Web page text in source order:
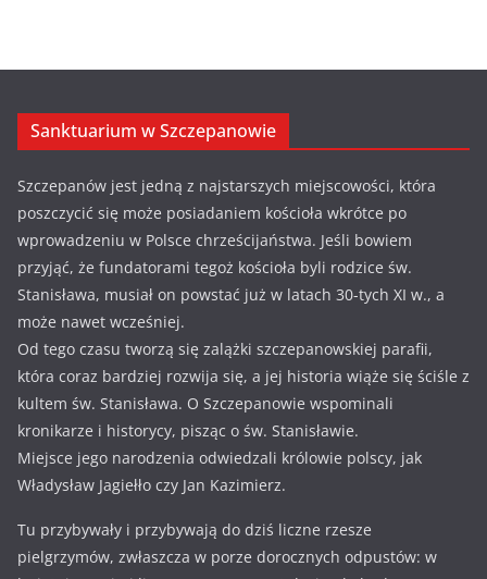
Sanktuarium w Szczepanowie
Szczepanów jest jedną z najstarszych miejscowości, która
poszczycić się może posiadaniem kościoła wkrótce po
wprowadzeniu w Polsce chrześcijaństwa. Jeśli bowiem
przyjąć, że fundatorami tegoż kościoła byli rodzice św.
Stanisława, musiał on powstać już w latach 30-tych XI w., a
może nawet wcześniej.
Od tego czasu tworzą się zalążki szczepanowskiej parafii,
która coraz bardziej rozwija się, a jej historia wiąże się ściśle z
kultem św. Stanisława. O Szczepanowie wspominali
kronikarze i historycy, pisząc o św. Stanisławie.
Miejsce jego narodzenia odwiedzali królowie polscy, jak
Władysław Jagiełło czy Jan Kazimierz.
Tu przybywały i przybywają do dziś liczne rzesze
pielgrzymów, zwłaszcza w porze dorocznych odpustów: w